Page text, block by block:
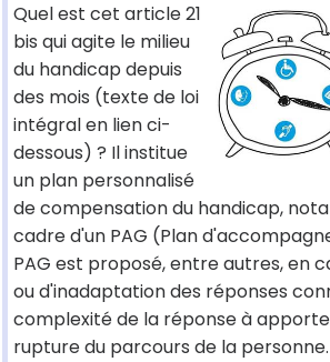
Quel est cet article 21
bis qui agite le milieu
du handicap depuis
des mois (texte de loi
intégral en lien ci-
dessous) ? Il institue
un plan personnalisé
de compensation du handicap,
cadre d'un PAG (Plan
PAG est proposé, entre autres, en
ou d'inadaptation des réponses
complexité de la réponse à
rupture du parcours de la personne.